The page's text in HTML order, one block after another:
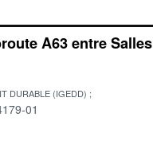
A63 entre Salles
DURABLE (IGEDD)
01